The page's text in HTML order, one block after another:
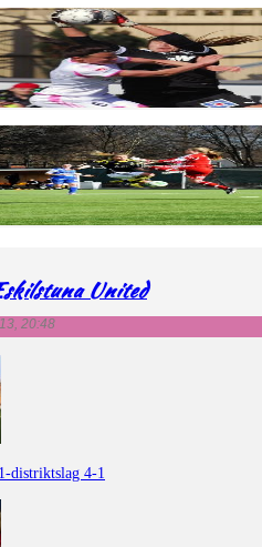
Bunkeflo – QBIK
21:10
Malmö – Mallbackens IF
20:54
United
20:48
distriktslag 4-1